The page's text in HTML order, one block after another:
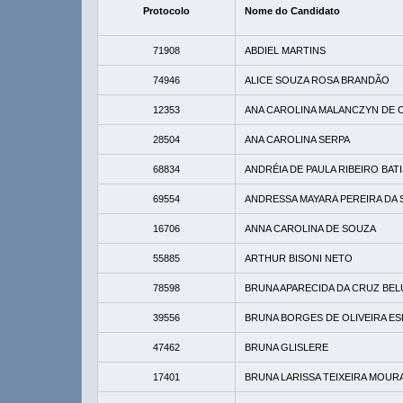
Protocolo Nome do Candidato
71908 ABDIEL MARTINS
74946 ALICE SOUZA ROSA BRANDÃO
12353 ANA CAROLINA MALANCZYN DE
28504 ANA CAROLINA SERPA
68834 ANDRÉIA DE PAULA RIBEIRO
69554 ANDRESSA MAYARA PEREIRA DA
16706 ANNA CAROLINA DE SOUZA
55885 ARTHUR BISONI NETO
78598 BRUNA APARECIDA DA CRUZ
39556 BRUNA BORGES DE OLIVEIRA
47462 BRUNA GLISLERE
17401 BRUNA LARISSA TEIXEIRA